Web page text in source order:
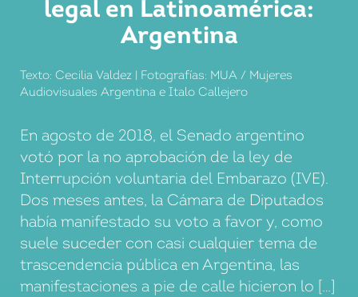
legal en Latinoamérica:
Argentina
Texto: Cecilia Valdez | Fotografías: MUA / Mujeres
Audiovisuales Argentina e Italo Callejero
En agosto de 2018, el Senado argentino
votó por la no aprobación de la ley de
Interrupción voluntaria del Embarazo (IVE).
Dos meses antes, la Cámara de Diputados
había manifestado su voto a favor y, como
suele suceder con casi cualquier tema de
trascendencia pública en Argentina, las
manifestaciones a pie de calle hicieron lo […]